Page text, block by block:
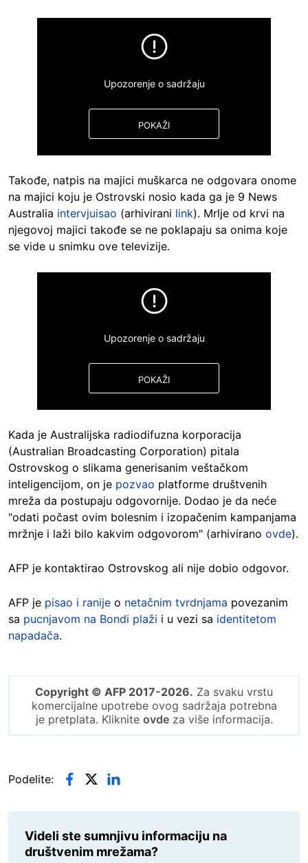
Upozorenje o sadržaju
POKAŽI
SAKRIJ
Takođe, natpis na majici muškarca ne odgovara onome
na majici koju je Ostrovski nosio kada ga je 9 News
Australia intervjuisao (arhivirani link). Mrlje od krvi na
njegovoj majici takođe se ne poklapaju sa onima koje
se vide u snimku ove televizije.
Upozorenje o sadržaju
POKAŽI
SAKRIJ
Kada je Australijska radiodifuzna korporacija
(Australian Broadcasting Corporation) pitala
Ostrovskog o slikama generisanim veštačkom
inteligencijom, on je pozvao platforme društvenih
mreža da postupaju odgovornije. Dodao je da neće
"odati počast ovim bolesnim i izopačenim kampanjama
mržnje i laži bilo kakvim odgovorom" (arhivirano ovde).
AFP je kontaktirao Ostrovskog ali nije dobio odgovor.
AFP je pisao i ranije o netačnim tvrdnjama povezanim
sa pucnjavom na Bondi plaži i u vezi sa identitetom
napadača.
Copyright © AFP 2017-2026. Za svaku vrstu
komercijalne upotrebe ovog sadržaja potrebna
je pretplata. Kliknite ovdeza više informacija.
Podelite:
Videli ste sumnjivu informaciju na
društvenim mrežama?